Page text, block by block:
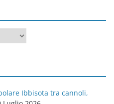
Ibbisota tra cannoli,